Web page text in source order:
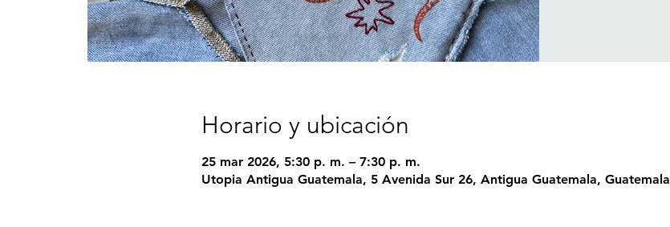
Horario y ubicación
25 mar 2026, 5:30 p. m. – 7:30 p. m.
Utopia Antigua Guatemala, 5 Avenida Sur 26, Antigua Guatemala, Guatemala